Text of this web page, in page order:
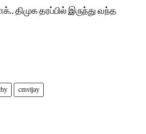
திமுக தரப்பில் இருந்து வந்த
cmvijay